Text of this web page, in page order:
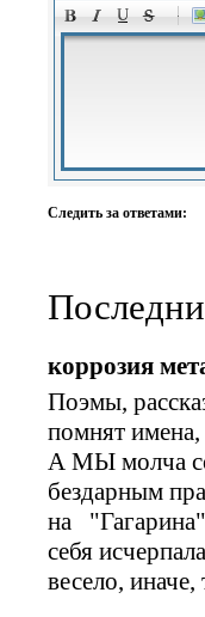
-
-
-
-
Следить за ответами:
коррозия
Поэмы,
помнят
А МЫ молча
бездарным
на
себя
весело,